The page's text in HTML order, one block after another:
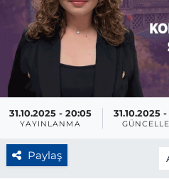
31.10.2025 - 20:05
YAYINLANMA
31.10.2025 -
Paylaş
BÖLGE
YAŞAM
DÜNYA
GÜNCEL